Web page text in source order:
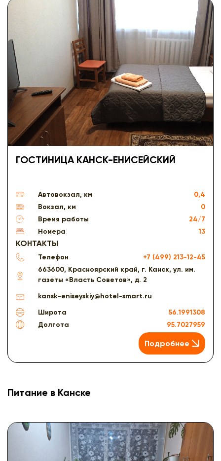
ГОСТИНИЦА КАНСК-ЕНИСЕЙСКИЙ
Автовокзал, км
0,4
Вокзал, км
0
Время работы
24/7
Номера
13
КОНТАКТЫ
Телефон
+7 (499) 213-12-45
663600, Красноярский край, г. Канск, ул. им.
газеты «Власть Советов», д. 2
kansk-eniseyskiy@hotel-smart.ru
Широта
56.1991308
Долгота
95.7027959
Подробнее
Питание в Канске